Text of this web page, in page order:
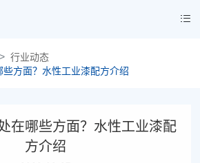
行业动态
方面？水性工业漆配方介绍
在哪些方面？水性工业漆配
方介绍